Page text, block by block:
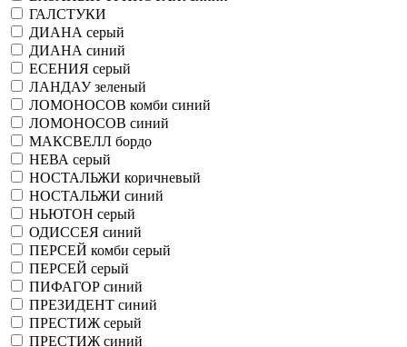
ГАЛСТУКИ
ДИАНА серый
ДИАНА синий
ЕСЕНИЯ серый
ЛАНДАУ зеленый
ЛОМОНОСОВ комби синий
ЛОМОНОСОВ синий
МАКСВЕЛЛ бордо
НЕВА серый
НОСТАЛЬЖИ коричневый
НОСТАЛЬЖИ синий
НЬЮТОН серый
ОДИССЕЯ синий
ПЕРСЕЙ комби серый
ПЕРСЕЙ серый
ПИФАГОР синий
ПРЕЗИДЕНТ синий
ПРЕСТИЖ серый
ПРЕСТИЖ синий